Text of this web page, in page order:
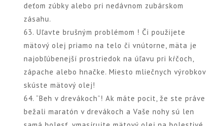
deťom zúbky alebo pri nedávnom zubárskom
zásahu.
63. Uľavte brušným problémom ! Či použijete
mätový olej priamo na telo či vnútorne, mäta je
najobľúbenejší prostriedok na úľavu pri kŕčoch,
zápache alebo hnačke. Miesto mliečnych výrobkov
skúste mätový olej!
64. “Beh v drevákoch”! Ak máte pocit, že ste práve
bežali maratón v drevákoch a Vaše nohy sú len